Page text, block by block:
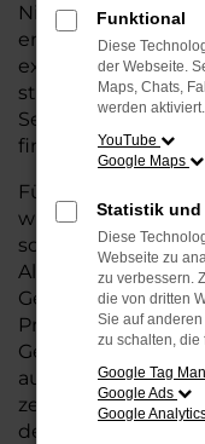
Niedersachsen
erstklassige
exzellenten
stehen Ihnen mit
Seite und helfen
finden.
Für Ihr VW
wie flexible
sowie die
Altfahrzeugs. So
Profitieren Sie von
Gebrauchtwagen
ausführlichen
zeigen. Wir freuen
des perfekten VW
Funktional
Diese
der Webseite.
Maps, Chats,
werden aktiviert.
YouTube
Google Maps
Statistik und
Diese
Webseite zu
zu verbessern.
die von dritten
Sie auf
zu schalten, die
Google Tag
Google Ads
Google